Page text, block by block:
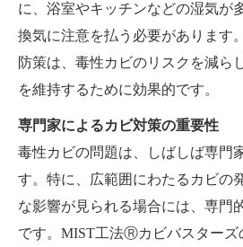
に、浴室やキッチンなどの湿気が
換気に注意を払う必要があります
防策は、毒性カビのリスクを減ら
を維持するために効果的です。
専門家によるカビ対策の重要性
毒性カビの問題は、しばしば専門
す。特に、広範囲にわたるカビの
な影響が見られる場合には、専門
です。MIST工法Ⓡカビバスターズ